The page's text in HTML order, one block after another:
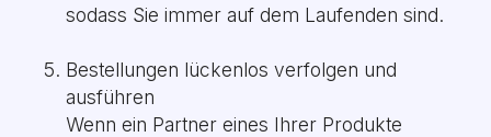
sodass Sie immer auf dem Laufenden sind.
Bestellungen lückenlos verfolgen und
ausführen
Wenn ein Partner eines Ihrer Produkte